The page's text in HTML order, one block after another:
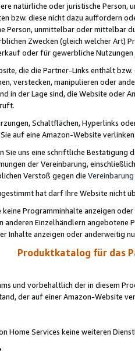
natürliche oder juristische
bzw. diese nicht dazu auffordern
Person, unmittelbar oder mittelbar
Zwecken (gleich welcher Art)
oder für gewerbliche
die die Partner-Links enthält
verstecken, manipulieren oder
in der Lage sind, die Website oder
Schaltflächen, Hyperlinks
auf eine Amazon-Website
Sie uns eine schriftliche
der Vereinbarung,
Verstoß gegen die Vereinbarung
hat darf Ihre Website nicht
keine Programminhalte anzeigen
anderen Einzelhändlern
Inhalte anzeigen oder anderweitig
Produktkatalog für das
und vorbehaltlich der in diesem
der auf einer Amazon-Website
Home Services keine weiteren